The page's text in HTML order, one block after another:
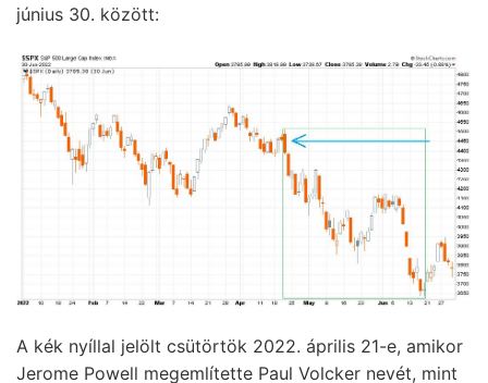
június 30. között:
A kék nyíllal jelölt csütörtök 2022. április 21-e, amikor
Jerome Powell megemlítette Paul Volcker nevét, mint